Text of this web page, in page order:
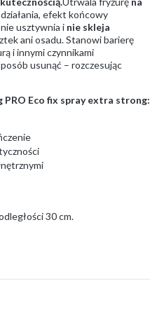
efekt końcowy
usztywnia i nie skleja
ani osadu. Stanowi barierę
i innymi czynnikami
usunąć – rozczesując
PRO Eco fix spray extra strong:
30 cm.